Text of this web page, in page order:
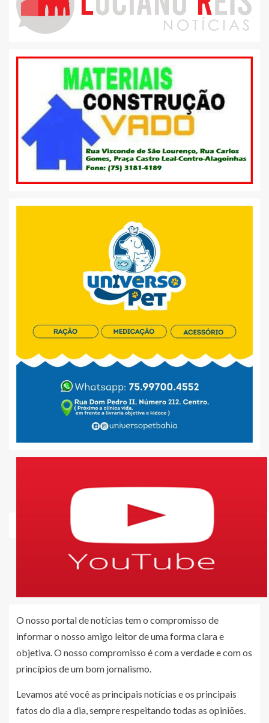
O nosso portal de notícias tem o compromisso de
informar o nosso amigo leitor de uma forma clara e
objetiva. O nosso compromisso é com a verdade e com os
princípios de um bom jornalismo.
Levamos até você as principais notícias e os principais
fatos do dia a dia, sempre respeitando todas as opiniões.